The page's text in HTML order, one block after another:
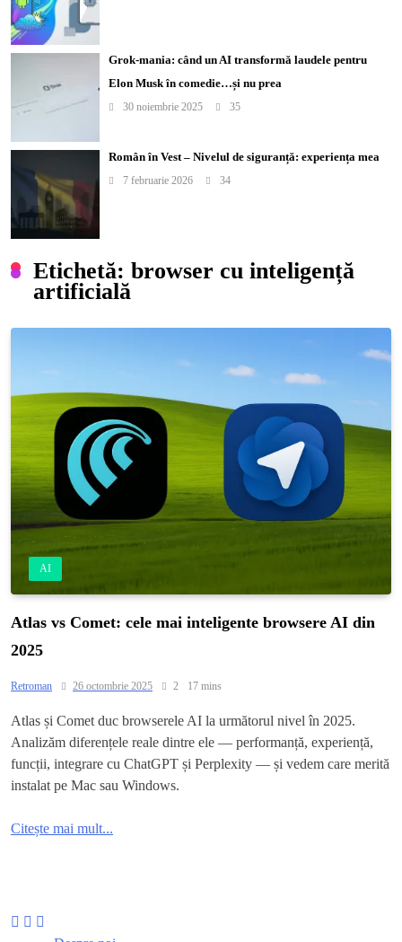
Etichetă: browser cu inteligență
artificială
AI
Atlas vs Comet: cele mai inteligente browsere AI din
2025
Retroman 26 octombrie 2025 2 17 mins
Atlas și Comet duc browserele AI la următorul nivel în 2025.
Analizăm diferențele reale dintre ele — performanță, experiență,
funcții, integrare cu ChatGPT și Perplexity — și vedem care merită
instalat pe Mac sau Windows.
Citește mai mult...
Grok-mania: când un AI transformă laudele pentru
Elon Musk în comedie…și nu prea
30 noiembrie 2025 35
Român în Vest – Nivelul de siguranță: experiența mea
7 februarie 2026 34